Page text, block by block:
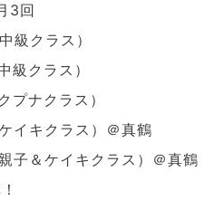
3回
クラス）
クラス）
ナクラス）⁡
キクラス）＠真鶴
＆ケイキクラス）＠真鶴